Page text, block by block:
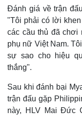
Đánh giá về trận
"Tôi phải có lời
các cầu thủ đã chơi
phụ nữ Việt Nam.
sự sao cho hiệu
thắng".
Sau khi đánh bại
trận đấu gặp
này, HLV Mai Đức